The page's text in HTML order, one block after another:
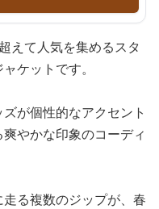
えて人気を集めるスタ
ケットです。
が個性的なアクセント
やかな印象のコーディ
る複数のジップが、春